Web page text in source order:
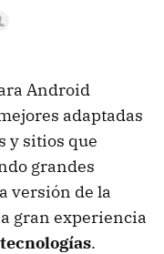
Android
adaptadas
y sitios que
grandes
versión de la
gran experiencia
.